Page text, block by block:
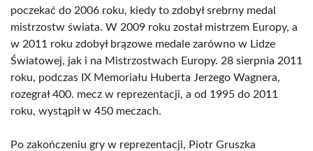
poczekać do 2006 roku, kiedy to zdobył srebrny medal
mistrzostw świata. W 2009 roku został mistrzem Europy, a
w 2011 roku zdobył brązowe medale zarówno w Lidze
Światowej, jak i na Mistrzostwach Europy. 28 sierpnia 2011
roku, podczas IX Memoriału Huberta Jerzego Wagnera,
rozegrał 400. mecz w reprezentacji, a od 1995 do 2011
roku, wystąpił w 450 meczach.
Po zakończeniu gry w reprezentacji, Piotr Gruszka